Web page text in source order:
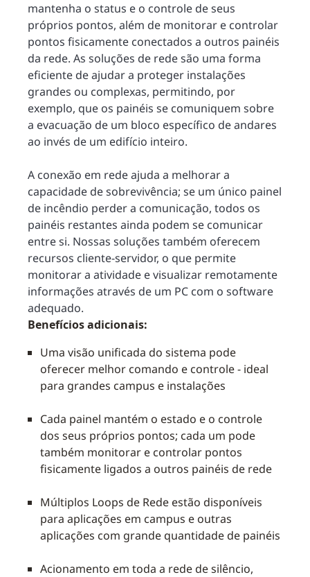
mantenha o status e o controle de seus
próprios pontos, além de monitorar e controlar
pontos fisicamente conectados a outros painéis
da rede. As soluções de rede são uma forma
eficiente de ajudar a proteger instalações
grandes ou complexas, permitindo, por
exemplo, que os painéis se comuniquem sobre
a evacuação de um bloco específico de andares
ao invés de um edifício inteiro.
A conexão em rede ajuda a melhorar a
capacidade de sobrevivência; se um único painel
de incêndio perder a comunicação, todos os
painéis restantes ainda podem se comunicar
entre si. Nossas soluções também oferecem
recursos cliente-servidor, o que permite
monitorar a atividade e visualizar remotamente
informações através de um PC com o software
adequado.
Benefícios adicionais:
Uma visão unificada do sistema pode
oferecer melhor comando e controle - ideal
para grandes campus e instalações
Cada painel mantém o estado e o controle
dos seus próprios pontos; cada um pode
também monitorar e controlar pontos
fisicamente ligados a outros painéis de rede
Múltiplos Loops de Rede estão disponíveis
para aplicações em campus e outras
aplicações com grande quantidade de painéis
Acionamento em toda a rede de silêncio,